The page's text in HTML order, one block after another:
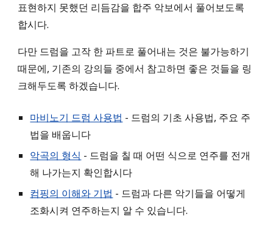
표현하지 못했던 리듬감을 합주 악보에서 풀어보도록
합시다.
다만 드럼을 고작 한 파트로 풀어내는 것은 불가능하기
때문에, 기존의 강의들 중에서 참고하면 좋은 것들을 링
크해두도록 하겠습니다.
마비노기 드럼 사용법 - 드럼의 기초 사용법, 주요 주
법을 배웁니다
악곡의 형식 - 드럼을 칠 때 어떤 식으로 연주를 전개
해 나가는지 확인합시다
컴핑의 이해와 기법 - 드럼과 다른 악기들을 어떻게
조화시켜 연주하는지 알 수 있습니다.